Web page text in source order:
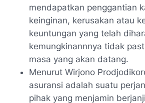
mendapatkan penggantian
keinginan, kerusakan atau
keuntungan yang telah
kemungkinannnya tidak
masa yang akan datang.
Menurut Wirjono
asuransi adalah suatu
pihak yang menjamin